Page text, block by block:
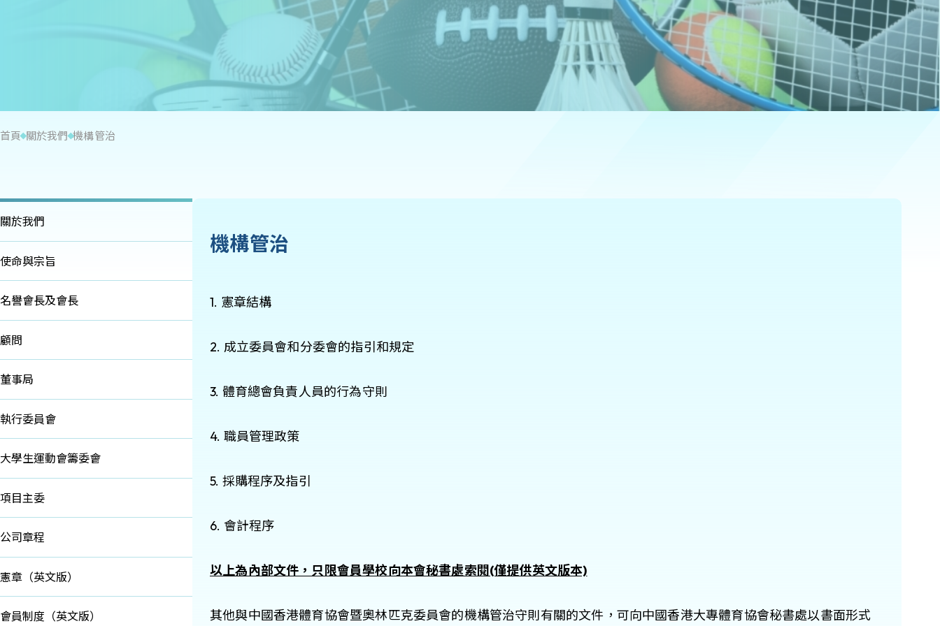
首頁 關於我們 機構管治
關於我們
使命與宗旨
名譽會長及會長
顧問
董事局
執行委員會
大學生運動會籌委會
項目主委
公司章程
憲章（英文版）
會員制度（英文版）
機構管治
1. 憲章結構
2. 成立委員會和分委會的指引和規定
3. 體育總會負責人員的行為守則
4. 職員管理政策
5. 採購程序及指引
6. 會計程序
以上為內部文件，只限會員學校向本會秘書處索閱(僅提供英文版本)
其他與中國香港體育協會暨奧林匹克委員會的機構管治守則有關的文件，可向中國香港大專體育協會秘書處以書面形式